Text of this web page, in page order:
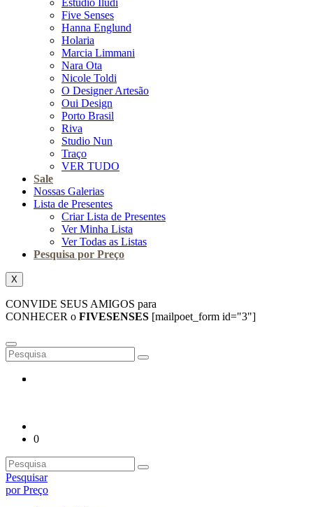
Estúdio Iludi
Five Senses
Hanna Englund
Holaria
Marcia Limmani
Nara Ota
Nicole Toldi
O Designer Artesão
Oui Design
Porto Brasil
Riva
Studio Nun
Traço
VER TUDO
Sale
Nossas Galerias
Lista de Presentes
Criar Lista de Presentes
Ver Minha Lista
Ver Todas as Listas
Pesquisa por Preço
X
CONVIDE SEUS AMIGOS para
CONHECER o FIVESENSES [mailpoet_form id="3"]
0
Pesquisar
por Preço